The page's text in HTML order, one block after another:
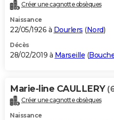
Créer une cagnotte obsèques
Naissance
22/05/1926 à Dourlers (Nord)
Décès
28/02/2019 à Marseille (
Marie-line CAULLERY
Créer une cagnotte obsèques
Naissance